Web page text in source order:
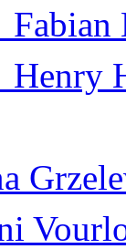
Henry